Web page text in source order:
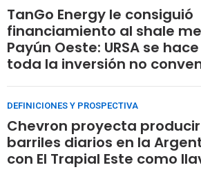
TanGo Energy le consiguió
financiamiento al shale
Payún Oeste: URSA se
toda la inversión no
DEFINICIONES Y PROSPECTIVA
Chevron proyecta
barriles diarios en la
con El Trapial Este como